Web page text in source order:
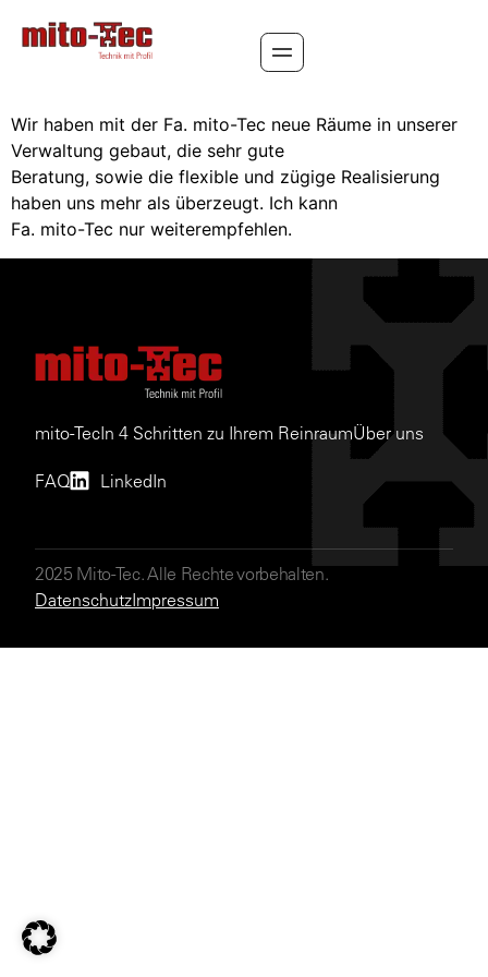
Wir haben mit der Fa. mito-Tec neue Räume in unserer
Verwaltung gebaut, die sehr gute
Beratung, sowie die flexible und zügige Realisierung
haben uns mehr als überzeugt. Ich kann
Fa. mito-Tec nur weiterempfehlen.
mito-TecIn 4 Schritten zu Ihrem ReinraumÜber uns
FAQ LinkedIn
2025 Mito-Tec. Alle Rechte vorbehalten.
DatenschutzImpressum